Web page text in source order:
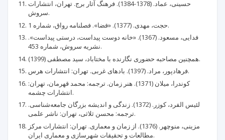
حسینی، عماد. (1378-1384). فرهنگ آثار برج. تهران، انتشارات
سروش.
حجت، مهدی. (1377). «فضا». فصلنامه رواق، شماره 1.
فدایی، مسعود. (1367). «خانه دوست پیداست، درستی پیداست».
نشریه سروش، شماره 453.
همچنین مصاحبه حضوری نگارنده با مختاباد، سید مصطفی (1399).
فرهادپور، مراد. (1397). بادهای غربی. تهران: انتشارات هرس.
کوندرا، میلان (1371). هنر زمان. ترجمه: محمد قهرمان، تهران:
انتشارات چشمه.
لئیس الفرد، کوزر. (1372). زندگی و اندیشه بزرگان جامعه‌شناسی.
ترجمه: محسن ثلاثی، تهران: ناشر علمی.
مزینی، منوچهر. (1376). از زمان و معماری. تهران: انتشارات مرکز
مطالعات و تحقیقات شهرسازی و معماری ایران.